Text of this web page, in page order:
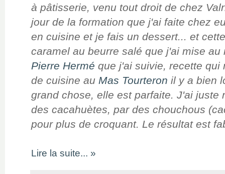
à pâtisserie, venu tout droit de chez
jour de la formation que j'ai faite chez
en cuisine et je fais un dessert... et
caramel au beurre salé que j'ai mise
Pierre Hermé que j'ai suivie, recette qui
de cuisine au Mas Tourteron il y a bien
grand chose, elle est parfaite. J'ai
des cacahuètes, par des chouchous
pour plus de croquant. Le résultat est
Lire la suite... »